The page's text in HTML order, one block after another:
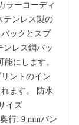
ラーコーディ
テンレス製の
ックとスプ
ンレス鋼バッ
能にします。
ントのイン
ます。 防水
イズ
行: 9 mmバン